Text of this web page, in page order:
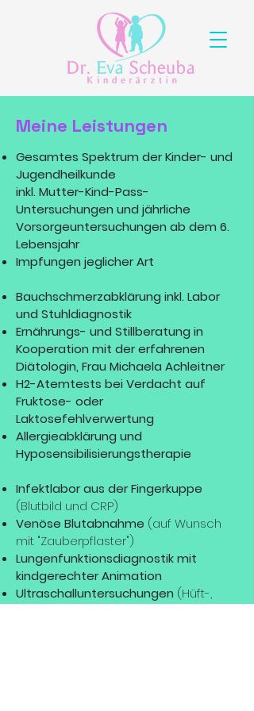
Meine Leistungen
Gesamtes Spektrum der Kinder- und
Jugendheilkunde
inkl. Mutter-Kind-Pass-
Untersuchungen und jährliche
Vorsorgeuntersuchungen ab dem 6.
Lebensjahr
Impfungen jeglicher Art
Bauchschmerzabklärung inkl. Labor
und Stuhldiagnostik
Ernährungs- und Stillberatung in
Kooperation mit der erfahrenen
Diätologin, Frau Michaela Achleitner
H2-Atemtests bei Verdacht auf
Fruktose- oder
Laktosefehlverwertung
Allergieabklärung und
Hyposensibilisierungstherapie
Infektlabor aus der Fingerkuppe
(Blutbild und CRP)
Venöse Blutabnahme (auf Wunsch
mit "Zauberpflaster")
Lungenfunktionsdiagnostik mit
kindgerechter Animation
Ultraschalluntersuchungen (Hüft-,